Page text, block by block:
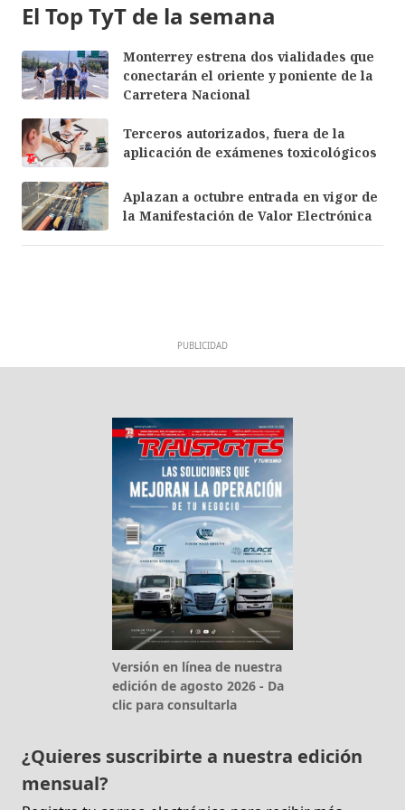
El Top TyT de la semana
Monterrey estrena dos vialidades que
conectarán el oriente y poniente de la
Carretera Nacional
Terceros autorizados, fuera de la
aplicación de exámenes toxicológicos
Aplazan a octubre entrada en vigor de
la Manifestación de Valor Electrónica
PUBLICIDAD
Versión en línea de nuestra
edición de agosto 2026 - Da
clic para consultarla
¿Quieres suscribirte a nuestra edición
mensual?